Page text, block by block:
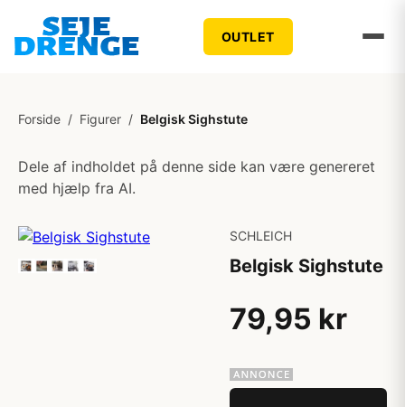
OUTLET
Forside / Figurer / Belgisk Sighstute
Dele af indholdet på denne side kan være genereret
med hjælp fra AI.
SCHLEICH
Belgisk Sighstute
79,95 kr